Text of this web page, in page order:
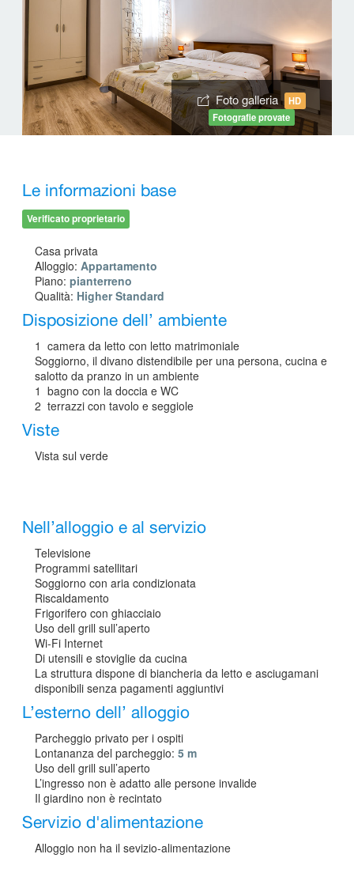
Foto galleria HD
Fotografie provate
Le informazioni base
Verificato proprietario
Casa privata
Alloggio: Appartamento
Piano: pianterreno
Qualità: Higher Standard
Disposizione dell’ ambiente
1 camera da letto con letto matrimoniale
Soggiorno, il divano distendibile per una persona, cucina e
salotto da pranzo in un ambiente
1 bagno con la doccia e WC
2 terrazzi con tavolo e seggiole
Viste
Vista sul verde
Nell’alloggio e al servizio
Televisione
Programmi satellitari
Soggiorno con aria condizionata
Riscaldamento
Frigorifero con ghiacciaio
Uso dell grill sull’aperto
Wi-Fi Internet
Di utensili e stoviglie da cucina
La struttura dispone di biancheria da letto e asciugamani
disponibili senza pagamenti aggiuntivi
L’esterno dell’ alloggio
Parcheggio privato per i ospiti
Lontananza del parcheggio: 5 m
Uso dell grill sull’aperto
L’ingresso non è adatto alle persone invalide
Il giardino non è recintato
Servizio d'alimentazione
Alloggio non ha il sevizio-alimentazione